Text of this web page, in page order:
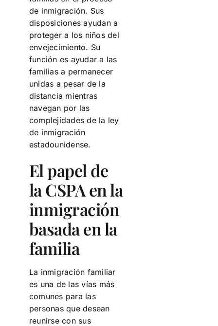
de inmigración. Sus
disposiciones ayudan a
proteger a los niños del
envejecimiento. Su
función es ayudar a las
familias a permanecer
unidas a pesar de la
distancia mientras
navegan por las
complejidades de la ley
de inmigración
estadounidense.
El papel de
la CSPA en la
inmigración
basada en la
familia
La inmigración familiar
es una de las vías más
comunes para las
personas que desean
reunirse con sus